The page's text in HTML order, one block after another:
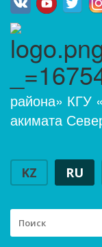
района» КГУ
акимата
KZ RU